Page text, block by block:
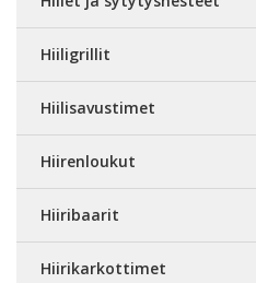
Hiiligrillit
Hiilisavustimet
Hiirenloukut
Hiiribaarit
Hiirikarkottimet